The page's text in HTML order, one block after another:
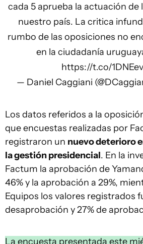
cada 5 aprueba la actuación de
nuestro país. La critica
rumbo de las oposiciones no
en la ciudadanía
https://t.co/
— Daniel Caggiani
Los datos referidos a la
que encuestas realizadas por
registraron un nuevo deterioro
la gestión presidencial. En la
Factum la aprobación de
46% y la aprobación a 29%,
Equipos los valores registrados
desaprobación y 27% de
La encuesta presentada este